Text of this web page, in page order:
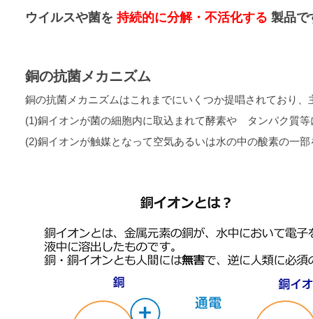
ウイルスや菌を 持続的に分解・不活化する 製品で
銅の抗菌メカニズム
銅の抗菌メカニズムはこれまでにいくつか提唱されており
(1)銅イオンが菌の細胞内に取込まれて酵素や タンパク質
(2)銅イオンが触媒となって空気あるいは水の中の酸素の一